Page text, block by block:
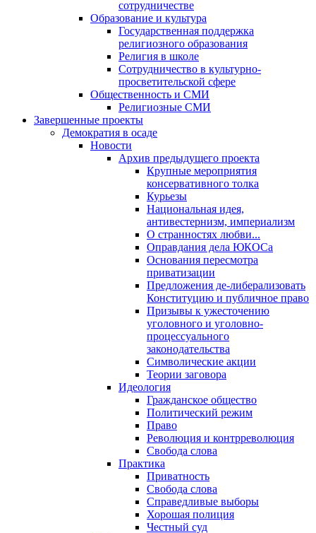
сотрудничестве
Образование и культура
Государственная поддержка
религиозного образования
Религия в школе
Сотрудничество в культурно-
просветительской сфере
Общественность и СМИ
Религиозные СМИ
Завершенные проекты
Демократия в осаде
Новости
Архив предыдущего проекта
Крупные мероприятия
консервативного толка
Курьезы
Национальная идея,
антивестернизм, империализм
О странностях любви...
Оправдания дела ЮКОСа
Основания пересмотра
приватизации
Предложения де-либерализовать
Конституцию и публичное право
Призывы к ужесточению
уголовного и уголовно-
процессуального
законодательства
Символические акции
Теории заговора
Идеология
Гражданское общество
Политический режим
Право
Революция и контрреволюция
Свобода слова
Практика
Приватность
Свобода слова
Справедливые выборы
Хорошая полиция
Честный суд